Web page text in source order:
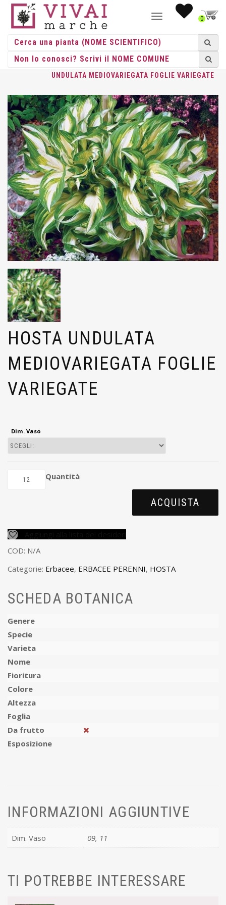
NAVIGAZIONE0
HOME/ERBACEE/ERBACEE PERENNI /HOSTA / HOSTA
UNDULATA MEDIOVARIEGATA FOGLIE VARIEGATE
HOSTA UNDULATA
MEDIOVARIEGATA FOGLIE
VARIEGATE
Dim. Vaso
Quantità
ACQUISTA
COD: N/A
Categorie: Erbacee, ERBACEE PERENNI, HOSTA
SCHEDA BOTANICA
Genere
Specie
Varieta
Nome
Fioritura
Colore
Altezza
Foglia
Da frutto
Esposizione
INFORMAZIONI AGGIUNTIVE
Dim. Vaso 09, 11
TI POTREBBE INTERESSARE